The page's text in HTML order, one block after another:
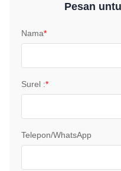
Pesan
Nama*
Surel :*
Telepon/WhatsApp